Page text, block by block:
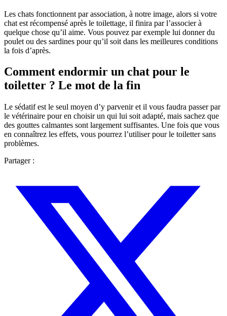
Les chats fonctionnent par association, à notre image, alors si votre
chat est récompensé après le toilettage, il finira par l’associer à
quelque chose qu’il aime. Vous pouvez par exemple lui donner du
poulet ou des sardines pour qu’il soit dans les meilleures conditions
la fois d’après.
Comment endormir un chat pour le
toiletter ? Le mot de la fin
Le sédatif est le seul moyen d’y parvenir et il vous faudra passer par
le vétérinaire pour en choisir un qui lui soit adapté, mais sachez que
des gouttes calmantes sont largement suffisantes. Une fois que vous
en connaîtrez les effets, vous pourrez l’utiliser pour le toiletter sans
problèmes.
Partager :